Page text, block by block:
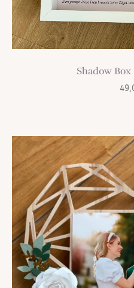
Shadow Box
TREND